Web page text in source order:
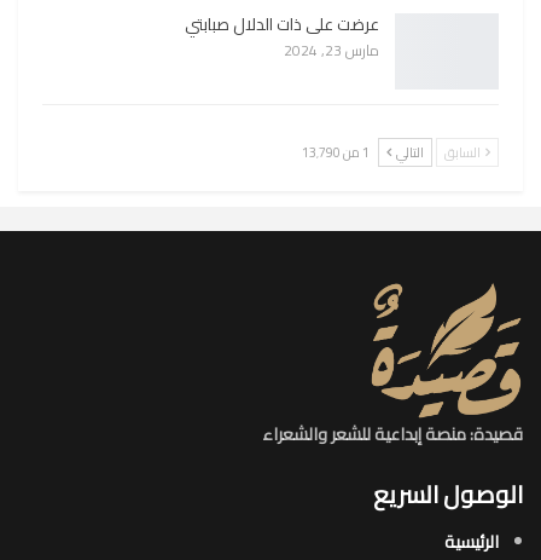
عرضت على ذات الدلال صبابتي
مارس 23, 2024
السابق التالي 1 من 13٬790
قصيدة: منصة إبداعية للشعر والشعراء
الوصول السريع
الرئيسية